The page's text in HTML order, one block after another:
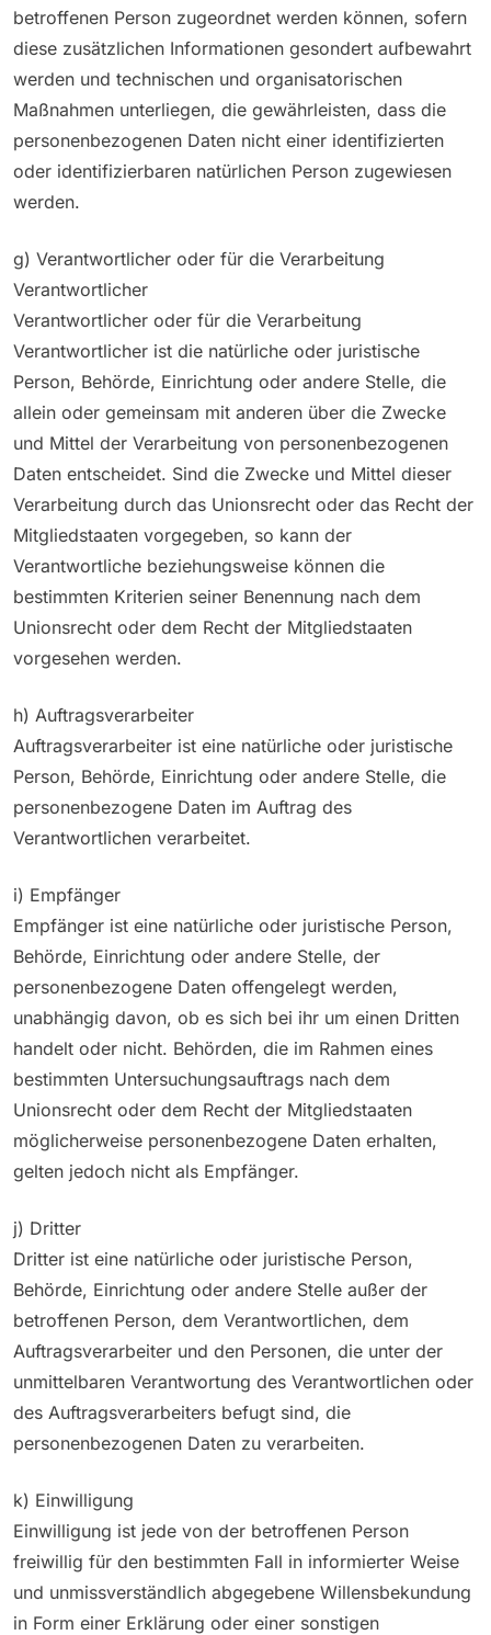
betroffenen Person zugeordnet werden können, sofern
diese zusätzlichen Informationen gesondert aufbewahrt
werden und technischen und organisatorischen
Maßnahmen unterliegen, die gewährleisten, dass die
personenbezogenen Daten nicht einer identifizierten
oder identifizierbaren natürlichen Person zugewiesen
werden.
g) Verantwortlicher oder für die Verarbeitung
Verantwortlicher
Verantwortlicher oder für die Verarbeitung
Verantwortlicher ist die natürliche oder juristische
Person, Behörde, Einrichtung oder andere Stelle, die
allein oder gemeinsam mit anderen über die Zwecke
und Mittel der Verarbeitung von personenbezogenen
Daten entscheidet. Sind die Zwecke und Mittel dieser
Verarbeitung durch das Unionsrecht oder das Recht der
Mitgliedstaaten vorgegeben, so kann der
Verantwortliche beziehungsweise können die
bestimmten Kriterien seiner Benennung nach dem
Unionsrecht oder dem Recht der Mitgliedstaaten
vorgesehen werden.
h) Auftragsverarbeiter
Auftragsverarbeiter ist eine natürliche oder juristische
Person, Behörde, Einrichtung oder andere Stelle, die
personenbezogene Daten im Auftrag des
Verantwortlichen verarbeitet.
i) Empfänger
Empfänger ist eine natürliche oder juristische Person,
Behörde, Einrichtung oder andere Stelle, der
personenbezogene Daten offengelegt werden,
unabhängig davon, ob es sich bei ihr um einen Dritten
handelt oder nicht. Behörden, die im Rahmen eines
bestimmten Untersuchungsauftrags nach dem
Unionsrecht oder dem Recht der Mitgliedstaaten
möglicherweise personenbezogene Daten erhalten,
gelten jedoch nicht als Empfänger.
j) Dritter
Dritter ist eine natürliche oder juristische Person,
Behörde, Einrichtung oder andere Stelle außer der
betroffenen Person, dem Verantwortlichen, dem
Auftragsverarbeiter und den Personen, die unter der
unmittelbaren Verantwortung des Verantwortlichen oder
des Auftragsverarbeiters befugt sind, die
personenbezogenen Daten zu verarbeiten.
k) Einwilligung
Einwilligung ist jede von der betroffenen Person
freiwillig für den bestimmten Fall in informierter Weise
und unmissverständlich abgegebene Willensbekundung
in Form einer Erklärung oder einer sonstigen